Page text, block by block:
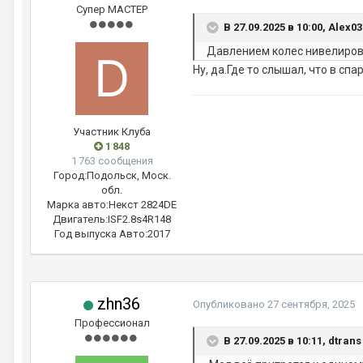
Супер МАСТЕР
Участник Клуба
1 848
1 763 сообщения
Город:Подольск, Моск.
обл.
Марка авто:Некст 2824DE
Двигатель:ISF2.8s4R148
Год выпуска Авто:2017
В 27.09.2025 в 10:00,
Давлением колес
Ну, да.Где то слышал, что в
zhn36
Профессионал
Опубликовано 27 сентября, 2025
В 27.09.2025 в 10:11,